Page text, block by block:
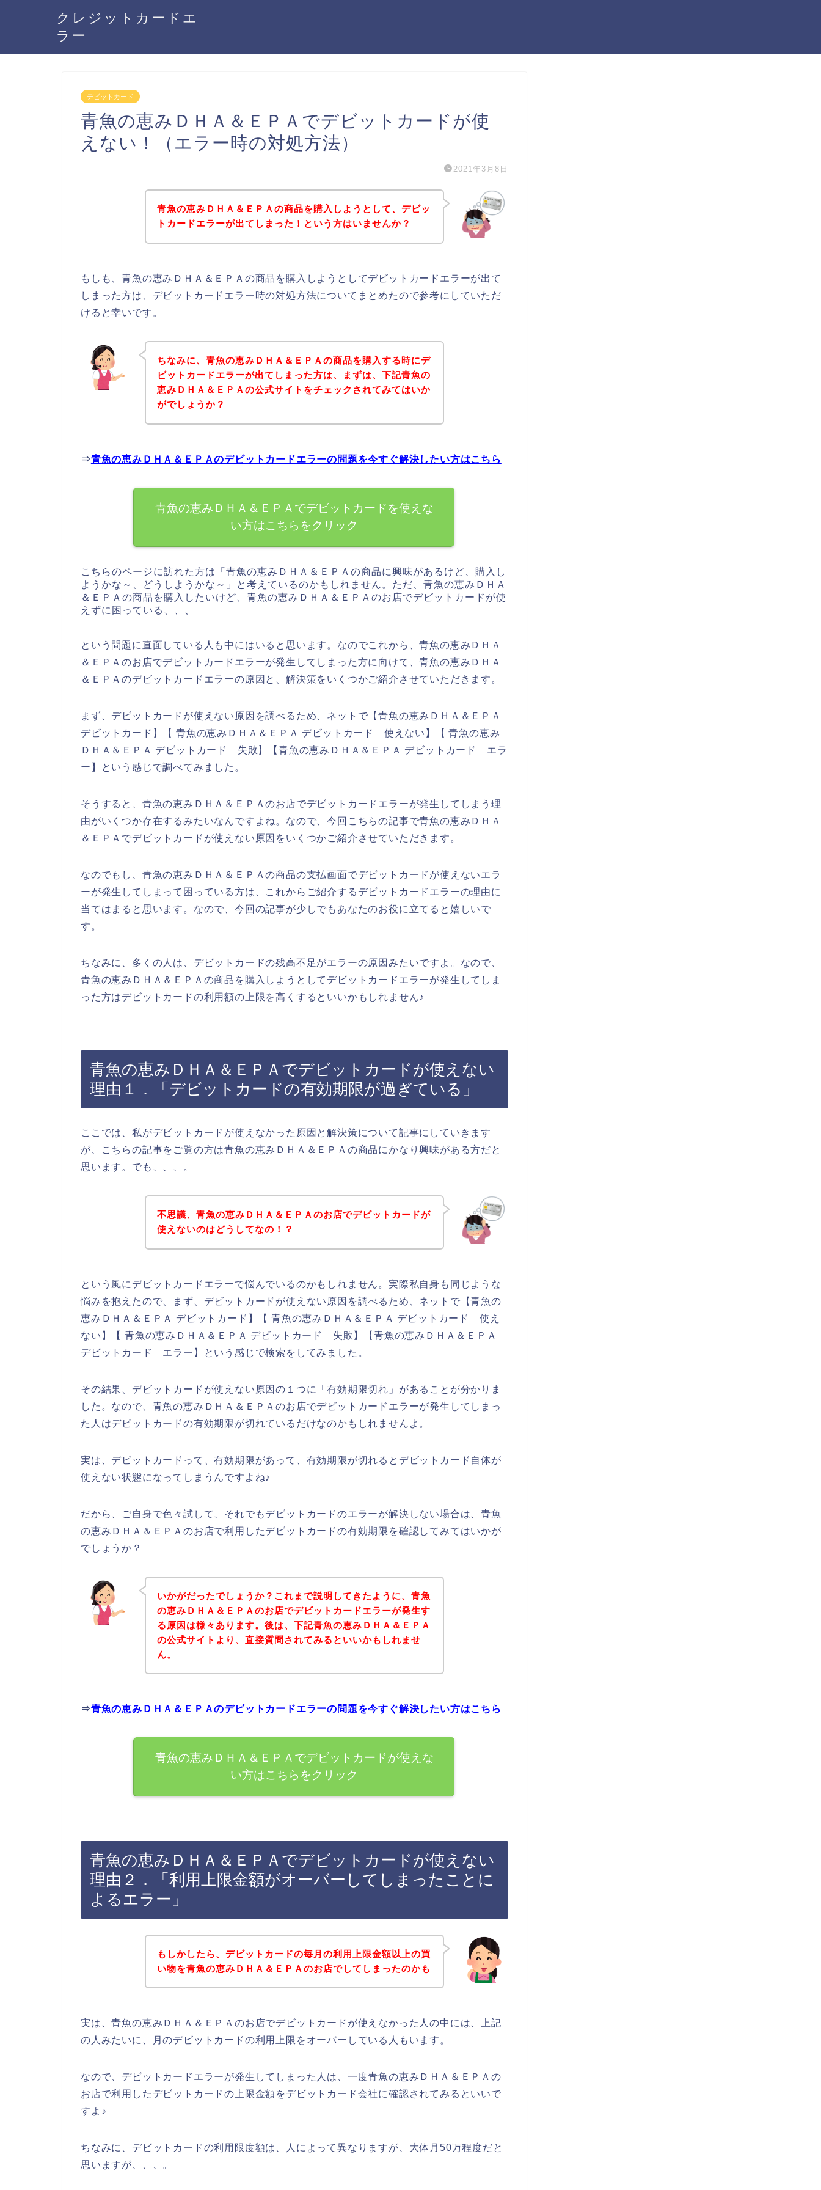
クレジットカードエ
ラー
デビットカード
青魚の恵みＤＨＡ＆ＥＰＡでデビットカードが使
えない！（エラー時の対処方法）
2021年3月8日
青魚の恵みＤＨＡ＆ＥＰＡの商品を購入しようとして、デビッ
トカードエラーが出てしまった！という方はいませんか？
もしも、青魚の恵みＤＨＡ＆ＥＰＡの商品を購入しようとしてデビットカードエラーが出て
しまった方は、デビットカードエラー時の対処方法についてまとめたので参考にしていただ
けると幸いです。
ちなみに、青魚の恵みＤＨＡ＆ＥＰＡの商品を購入する時にデ
ビットカードエラーが出てしまった方は、まずは、下記青魚の
恵みＤＨＡ＆ＥＰＡの公式サイトをチェックされてみてはいか
がでしょうか？
⇒青魚の恵みＤＨＡ＆ＥＰＡのデビットカードエラーの問題を今すぐ解決したい方はこちら
青魚の恵みＤＨＡ＆ＥＰＡでデビットカードを使えな
い方はこちらをクリック
こちらのページに訪れた方は「青魚の恵みＤＨＡ＆ＥＰＡの商品に興味があるけど、購入し
ようかな～、どうしようかな～」と考えているのかもしれません。ただ、青魚の恵みＤＨＡ
＆ＥＰＡの商品を購入したいけど、青魚の恵みＤＨＡ＆ＥＰＡのお店でデビットカードが使
えずに困っている、、、
という問題に直面している人も中にはいると思います。なのでこれから、青魚の恵みＤＨＡ
＆ＥＰＡのお店でデビットカードエラーが発生してしまった方に向けて、青魚の恵みＤＨＡ
＆ＥＰＡのデビットカードエラーの原因と、解決策をいくつかご紹介させていただきます。
まず、デビットカードが使えない原因を調べるため、ネットで【青魚の恵みＤＨＡ＆ＥＰＡ
デビットカード】【 青魚の恵みＤＨＡ＆ＥＰＡ デビットカード 使えない】【 青魚の恵み
ＤＨＡ＆ＥＰＡ デビットカード 失敗】【青魚の恵みＤＨＡ＆ＥＰＡ デビットカード エラ
ー】という感じで調べてみました。
そうすると、青魚の恵みＤＨＡ＆ＥＰＡのお店でデビットカードエラーが発生してしまう理
由がいくつか存在するみたいなんですよね。なので、今回こちらの記事で青魚の恵みＤＨＡ
＆ＥＰＡでデビットカードが使えない原因をいくつかご紹介させていただきます。
なのでもし、青魚の恵みＤＨＡ＆ＥＰＡの商品の支払画面でデビットカードが使えないエラ
ーが発生してしまって困っている方は、これからご紹介するデビットカードエラーの理由に
当てはまると思います。なので、今回の記事が少しでもあなたのお役に立てると嬉しいで
す。
ちなみに、多くの人は、デビットカードの残高不足がエラーの原因みたいですよ。なので、
青魚の恵みＤＨＡ＆ＥＰＡの商品を購入しようとしてデビットカードエラーが発生してしま
った方はデビットカードの利用額の上限を高くするといいかもしれません♪
青魚の恵みＤＨＡ＆ＥＰＡでデビットカードが使えない
理由１．「デビットカードの有効期限が過ぎている」
ここでは、私がデビットカードが使えなかった原因と解決策について記事にしていきます
が、こちらの記事をご覧の方は青魚の恵みＤＨＡ＆ＥＰＡの商品にかなり興味がある方だと
思います。でも、、、。
不思議、青魚の恵みＤＨＡ＆ＥＰＡのお店でデビットカードが
使えないのはどうしてなの！？
という風にデビットカードエラーで悩んでいるのかもしれません。実際私自身も同じような
悩みを抱えたので、まず、デビットカードが使えない原因を調べるため、ネットで【青魚の
恵みＤＨＡ＆ＥＰＡ デビットカード】【 青魚の恵みＤＨＡ＆ＥＰＡ デビットカード 使え
ない】【 青魚の恵みＤＨＡ＆ＥＰＡ デビットカード 失敗】【青魚の恵みＤＨＡ＆ＥＰＡ
デビットカード エラー】という感じで検索をしてみました。
その結果、デビットカードが使えない原因の１つに「有効期限切れ」があることが分かりま
した。なので、青魚の恵みＤＨＡ＆ＥＰＡのお店でデビットカードエラーが発生してしまっ
た人はデビットカードの有効期限が切れているだけなのかもしれませんよ。
実は、デビットカードって、有効期限があって、有効期限が切れるとデビットカード自体が
使えない状態になってしまうんですよね♪
だから、ご自身で色々試して、それでもデビットカードのエラーが解決しない場合は、青魚
の恵みＤＨＡ＆ＥＰＡのお店で利用したデビットカードの有効期限を確認してみてはいかが
でしょうか？
いかがだったでしょうか？これまで説明してきたように、青魚
の恵みＤＨＡ＆ＥＰＡのお店でデビットカードエラーが発生す
る原因は様々あります。後は、下記青魚の恵みＤＨＡ＆ＥＰＡ
の公式サイトより、直接質問されてみるといいかもしれませ
ん。
⇒青魚の恵みＤＨＡ＆ＥＰＡのデビットカードエラーの問題を今すぐ解決したい方はこちら
青魚の恵みＤＨＡ＆ＥＰＡでデビットカードが使えな
い方はこちらをクリック
青魚の恵みＤＨＡ＆ＥＰＡでデビットカードが使えない
理由２．「利用上限金額がオーバーしてしまったことに
よるエラー」
もしかしたら、デビットカードの毎月の利用上限金額以上の買
い物を青魚の恵みＤＨＡ＆ＥＰＡのお店でしてしまったのかも
実は、青魚の恵みＤＨＡ＆ＥＰＡのお店でデビットカードが使えなかった人の中には、上記
の人みたいに、月のデビットカードの利用上限をオーバーしている人もいます。
なので、デビットカードエラーが発生してしまった人は、一度青魚の恵みＤＨＡ＆ＥＰＡの
お店で利用したデビットカードの上限金額をデビットカード会社に確認されてみるといいで
すよ♪
ちなみに、デビットカードの利用限度額は、人によって異なりますが、大体月50万程度だと
思いますが、、、。